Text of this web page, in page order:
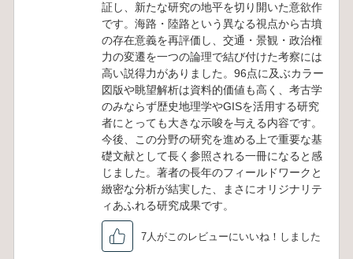
証し、新たな研究の地平を切り開いた意欲作
です。海路・陸路という異なる視点から古墳
の存在意義を再評価し、交通・景観・政治権
力の変遷を一つの論理で結び付けた考察には
高い説得力がありました。96点に及ぶカラー
図版や眺望解析は資料的価値も高く、考古学
のみならず歴史地理学やGISを活用する研究
者にとっても大きな示唆を与える内容です。
今後、この分野の研究を進める上で重要な基
礎文献として長く参照される一冊になると感
じました。著者の長年のフィールドワークと
緻密な分析が結実した、まさにオリジナリテ
ィあふれる研究成果です。
7人がこのレビューにいいね！しました